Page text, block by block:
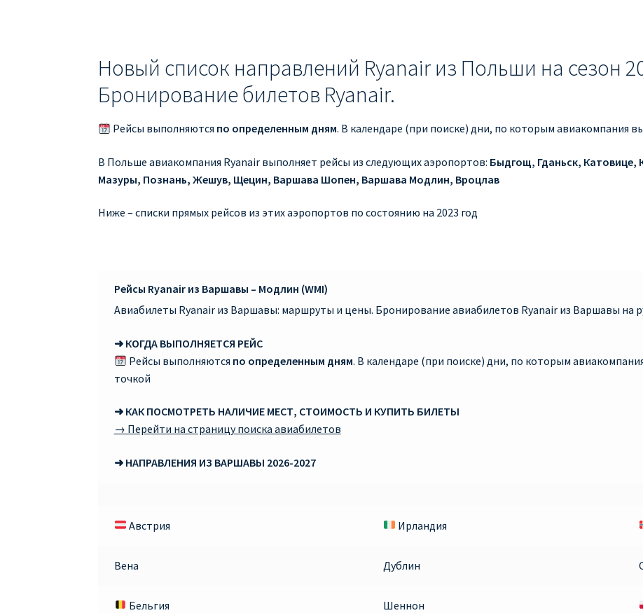
Новый список направлений Ryanair из Польши на сезон
Бронирование билетов Ryanair.
Рейсы выполняются по определенным дням. В календаре (при поиске) дни, по которым авиакомпания
В Польше авиакомпания Ryanair выполняет рейсы из следующих аэропортов: Быдгощ, Гданьск,
Мазуры, Познань, Жешув, Щецин, Варшава Шопен, Варшава Модлин, Вроцлав
Ниже – списки прямых рейсов из этих аэропортов по состоянию на 2023 год
Рейсы Ryanair из Варшавы – Модлин (WMI)
Авиабилеты Ryanair из Варшавы: маршруты и цены. Бронирование авиабилетов Ryanair из Варшавы на
➜ КОГДА ВЫПОЛНЯЕТСЯ РЕЙС
Рейсы выполняются по определенным дням. В календаре (при поиске) дни, по которым
точкой
➜ КАК ПОСМОТРЕТЬ НАЛИЧИЕ МЕСТ, СТОИМОСТЬ И КУПИТЬ БИЛЕТЫ
→ Перейти на страницу поиска авиабилетов
➜ НАПРАВЛЕНИЯ ИЗ ВАРШАВЫ 2026-2027
Австрия Ирландия
Вена Дублин
Бельгия Шеннон